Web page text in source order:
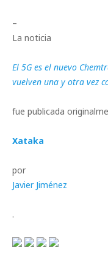
–
La noticia
El 5G es el nuevo
vuelven una y otra vez
fue publicada
Xataka
por
Javier Jiménez
.